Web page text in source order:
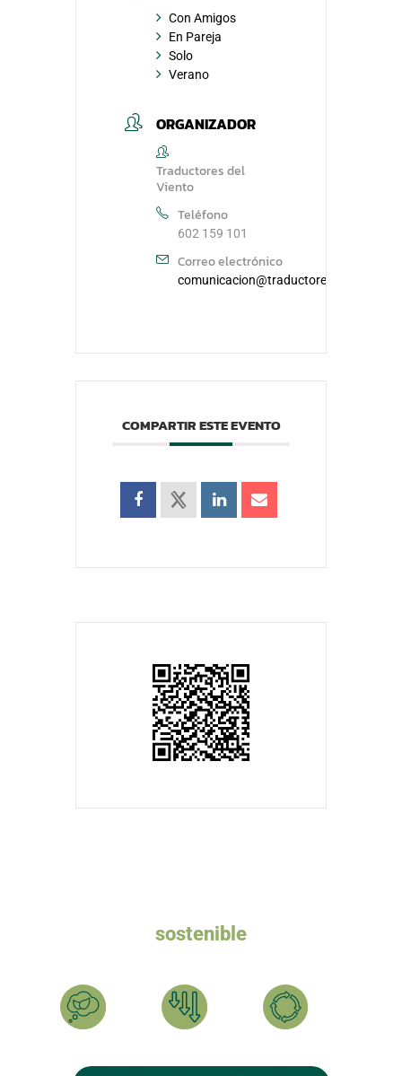
Con Amigos
En Pareja
Solo
Verano
ORGANIZADOR
Traductores del
Viento
Teléfono
602 159 101
Correo electrónico
COMPARTIR ESTE EVENTO
sostenible